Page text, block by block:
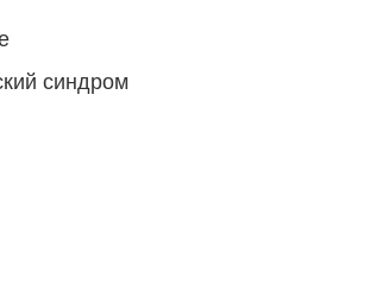
синдром